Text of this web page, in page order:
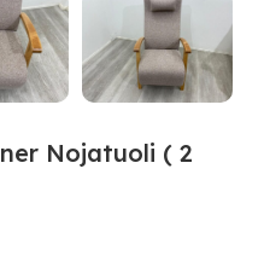
Nojatuoli ( 2